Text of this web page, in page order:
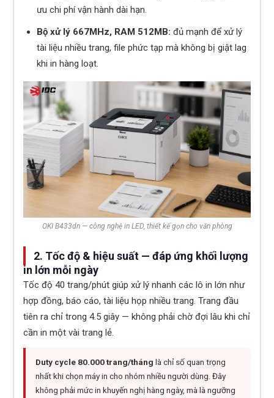
ưu chi phí vận hành dài hạn.
Bộ xử lý 667MHz, RAM 512MB: đủ mạnh để xử lý
tài liệu nhiều trang, file phức tạp mà không bị giật lag
khi in hàng loạt.
OKI B433dn — công nghệ in LED, thiết kế gọn cho văn phòng
2. Tốc độ & hiệu suất — đáp ứng khối lượng
in lớn mỗi ngày
Tốc độ 40 trang/phút giúp xử lý nhanh các lô in lớn như
hợp đồng, báo cáo, tài liệu họp nhiều trang. Trang đầu
tiên ra chỉ trong 4.5 giây — không phải chờ đợi lâu khi chỉ
cần in một vài trang lẻ.
Duty cycle 80.000 trang/tháng là chỉ số quan trọng
nhất khi chọn máy in cho nhóm nhiều người dùng. Đây
không phải mức in khuyến nghị hàng ngày, mà là ngưỡng